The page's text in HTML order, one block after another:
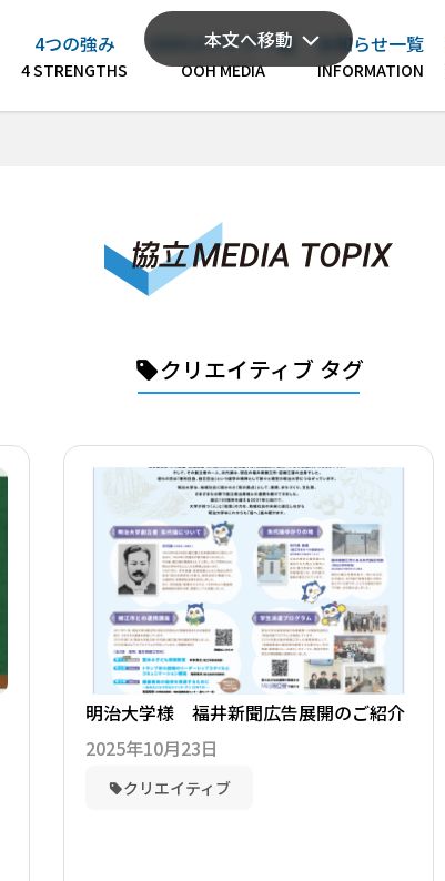
本文へ移動
4つの強み OOHメディア一覧 お知らせ一覧
クリエイティブ タグ
明治大学様 福井新聞広告展開のご紹介
2025年10月23日
クリエイティブ